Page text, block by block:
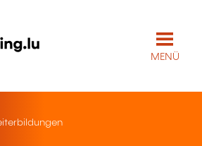
MENÜ